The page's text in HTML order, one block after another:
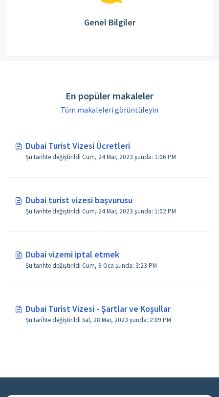
Genel Bilgiler
En popüler makaleler
Tüm makaleleri görüntüleyin
Dubai Turist Vizesi Ücretleri
Şu tarihte değiştirildi Cum, 24 Mar, 2023 şunda: 1:06 PM
Dubai turist vizesi başvurusu
Şu tarihte değiştirildi Cum, 24 Mar, 2023 şunda: 1:02 PM
Dubai vizemi iptal etmek
Şu tarihte değiştirildi Cum, 9 Oca şunda: 3:23 PM
Dubai Turist Vizesi - Şartlar ve Koşullar
Şu tarihte değiştirildi Sal, 28 Mar, 2023 şunda: 2:09 PM